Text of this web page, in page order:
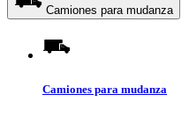
Camiones para mudanza
Camiones para mudanza